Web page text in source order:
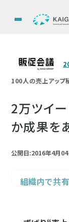
100人の売上アップ
2万ツイー
か成果を
公開日:2016年4月04
組織内で共有